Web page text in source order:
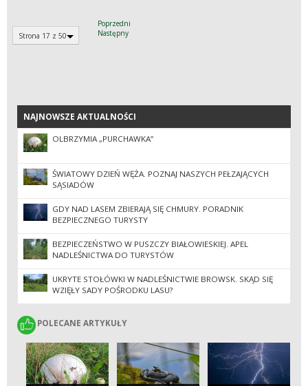
Strona 17 z 50
Poprzedni
Następny
NAJNOWSZE AKTUALNOŚCI
NAJNOWSZE AKTUALNOŚCI
OLBRZYMIA „PURCHAWKA”
ŚWIATOWY DZIEŃ WĘŻA. POZNAJ NASZYCH PEŁZAJĄCYCH
SĄSIADÓW
GDY NAD LASEM ZBIERAJĄ SIĘ CHMURY. PORADNIK
BEZPIECZNEGO TURYSTY
BEZPIECZEŃSTWO W PUSZCZY BIAŁOWIESKIEJ. APEL
NADLEŚNICTWA DO TURYSTÓW
UKRYTE STOŁÓWKI W NADLEŚNICTWIE BROWSK. SKĄD SIĘ
WZIĘŁY SADY POŚRODKU LASU?
POLECANE ARTYKUŁY
POLECANE ARTYKUŁY